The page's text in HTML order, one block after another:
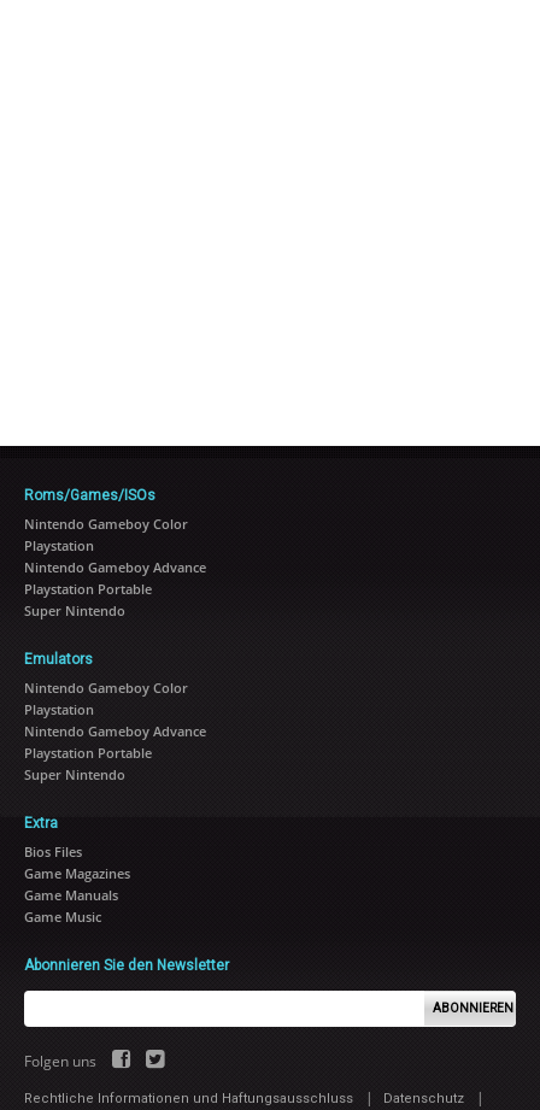
Roms/Games/ISOs
Nintendo Gameboy Color
Playstation
Nintendo Gameboy Advance
Playstation Portable
Super Nintendo
Emulators
Nintendo Gameboy Color
Playstation
Nintendo Gameboy Advance
Playstation Portable
Super Nintendo
Extra
Bios Files
Game Magazines
Game Manuals
Game Music
Abonnieren Sie den Newsletter
ABONNIEREN
Folgen uns
Rechtliche Informationen und Haftungsausschluss | Datenschutz
|